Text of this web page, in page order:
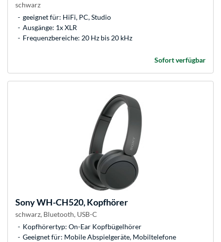
schwarz
geeignet für: HiFi, PC, Studio
Ausgänge: 1x XLR
Frequenzbereiche: 20 Hz bis 20 kHz
Sofort verfügbar
SonyWH-CH520, Kopfhörer
schwarz, Bluetooth, USB-C
Kopfhörertyp: On-Ear Kopfbügelhörer
Geeignet für: Mobile Abspielgeräte, Mobiltelefone